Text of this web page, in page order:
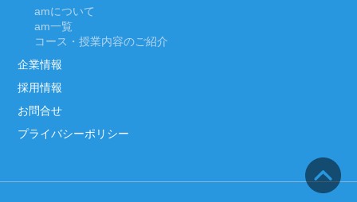
amについて
am一覧
コース・授業内容のご紹介
企業情報
採用情報
お問合せ
プライバシーポリシー